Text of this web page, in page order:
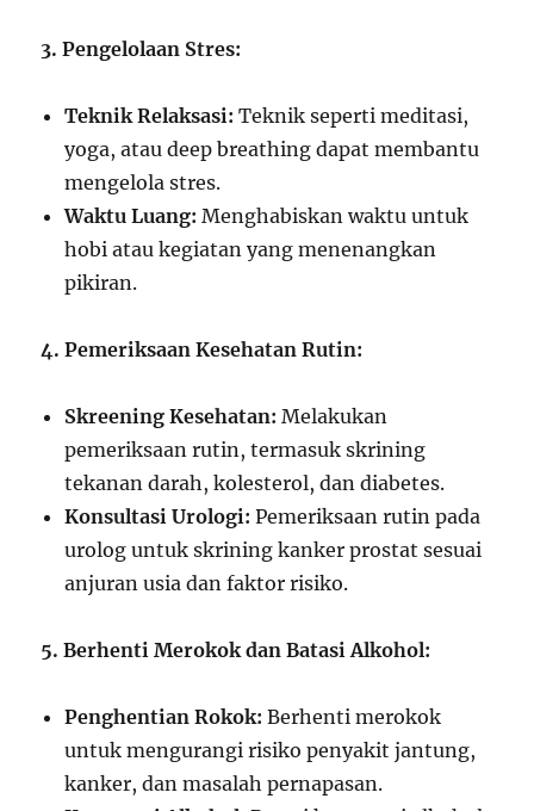
3. Pengelolaan Stres:
Teknik Relaksasi: Teknik seperti meditasi,
yoga, atau deep breathing dapat membantu
mengelola stres.
Waktu Luang: Menghabiskan waktu untuk
hobi atau kegiatan yang menenangkan
pikiran.
4. Pemeriksaan Kesehatan Rutin:
Skreening Kesehatan: Melakukan
pemeriksaan rutin, termasuk skrining
tekanan darah, kolesterol, dan diabetes.
Konsultasi Urologi: Pemeriksaan rutin pada
urolog untuk skrining kanker prostat sesuai
anjuran usia dan faktor risiko.
5. Berhenti Merokok dan Batasi Alkohol:
Penghentian Rokok: Berhenti merokok
untuk mengurangi risiko penyakit jantung,
kanker, dan masalah pernapasan.